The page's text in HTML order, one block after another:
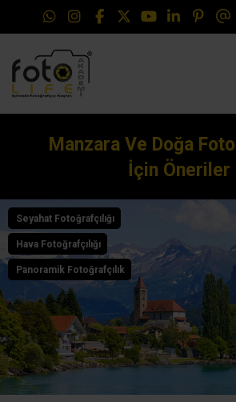
Manzara Ve Doğa
İçin Öneriler
Seyahat Fotoğrafçılığı
Hava Fotoğrafçılığı
Panoramik Fotoğrafçılık